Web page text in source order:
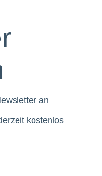
an
kostenlos